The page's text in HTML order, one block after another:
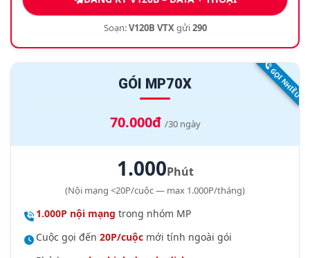
Soạn:V120B VTXgửi290
GỌI NHIỀU
GÓI MP70X
70.000đ /30 ngày
1.000Phút
(Nội mạng <20P/cuộc — max 1.000P/tháng)
1.000P nội mạng trong nhóm MP
Cuộc gọi đến 20P/cuộc mới tính ngoài gói